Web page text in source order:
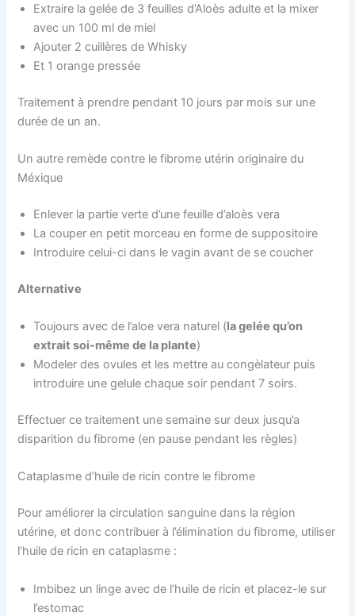
Extraire la gelée de 3 feuilles d’Aloès adulte et la mixer
avec un 100 ml de miel
Ajouter 2 cuillères de Whisky
Et 1 orange pressée
Traitement à prendre pendant 10 jours par mois sur une
durée de un an.
Un autre remède contre le fibrome utérin originaire du
Méxique
Enlever la partie verte d’une feuille d’aloès vera
La couper en petit morceau en forme de suppositoire
Introduire celui-ci dans le vagin avant de se coucher
Alternative
Toujours avec de l’aloe vera naturel (la gelée qu’on
extrait soi-même de la plante)
Modeler des ovules et les mettre au congèlateur puis
introduire une gelule chaque soir pendant 7 soirs.
Effectuer ce traitement une semaine sur deux jusqu’a
disparition du fibrome (en pause pendant les règles)
Cataplasme d’huile de ricin contre le fibrome
Pour améliorer la circulation sanguine dans la région
utérine, et donc contribuer à l’élimination du fibrome, utiliser
l’huile de ricin en cataplasme :
Imbibez un linge avec de l’huile de ricin et placez-le sur
l’estomac